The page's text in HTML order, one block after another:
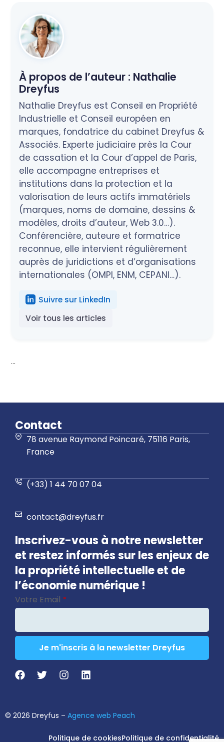
À propos de l’auteur : Nathalie
Dreyfus
Nathalie Dreyfus est Conseil en Propriété
Industrielle et Conseil européen en
marques, fondatrice du cabinet Dreyfus &
Associés. Experte judiciaire près la Cour
de cassation et la Cour d’appel de Paris,
elle accompagne entreprises et
institutions dans la protection et la
valorisation de leurs actifs immatériels
(marques, noms de domaine, dessins &
modèles, droits d’auteur, Web 3.0…).
Conférencière, auteure et formatrice
reconnue, elle intervient régulièrement
auprès de juridictions et d’organisations
internationales (OMPI, ENM, CEPANI…).
Suivre sur LinkedIn
Voir tous les articles
...
Contact
78 avenue Raymond Poincaré, 75116 Paris,
France
(+33) 1 44 70 07 04
contact@dreyfus.fr
Inscrivez-vous à notre newsletter
et restez informés sur les enjeux de
la propriété intellectuelle et de
l’économie numérique !
Votre Email *
Je m'inscris à la newsletter Dreyfus
Contact
© 2026 Dreyfus – Agence web Peach
Politique de cookiesPolitique de confidentialité